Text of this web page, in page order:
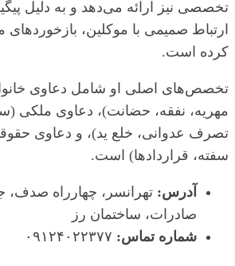
تخصصی نیز ارائه می‌دهد و به دلیل
ارتباط صمیمی با موکلین، بازخوردهای
کرده است.
تخصص‌های اصلی او شامل دعاوی
مهریه، نفقه، حضانت)، دعاوی ملکی
تصرف عدوانی، خلع ید)، و دعاوی
سفته، قراردادها) است.
آدرس: تهرانسر، چهارراه صدف،
صادرات، ساختمان رز
شماره تماس: